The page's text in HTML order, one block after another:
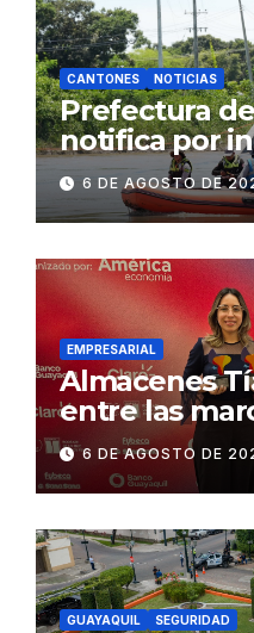
CANTONES NOTICIAS
Prefectura
notifica por
contractual a
exige
desmontaje
Gonzalo
Daule
6 DE AGOSTO DE
EMPRESARIAL
Almacenes
entre las
influyentes
6 DE AGOSTO DE
GUAYAQUIL SEGURIDAD